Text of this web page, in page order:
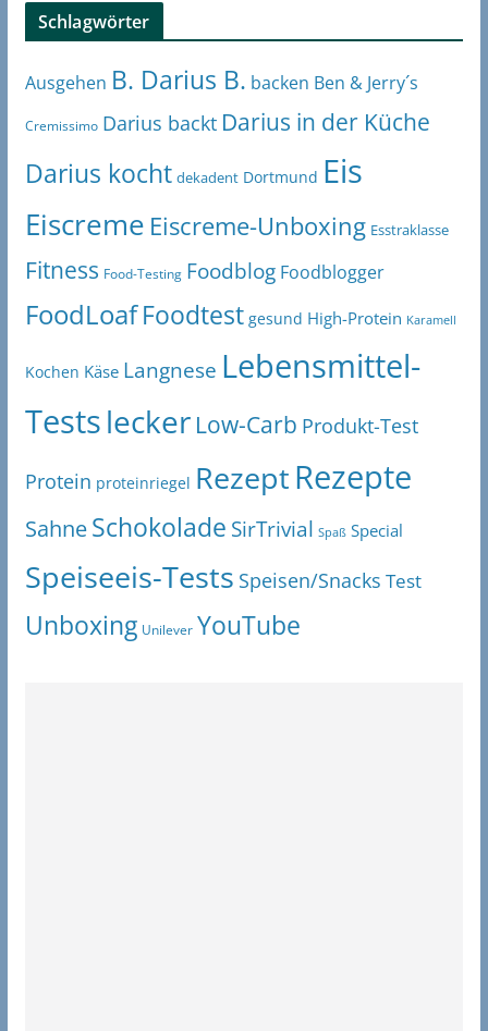
Schlagwörter
Ausgehen B. Darius B. backen Ben & Jerry´s
Cremissimo Darius backt Darius in der Küche
Darius kocht dekadent Dortmund Eis
Eiscreme Eiscreme-Unboxing Esstraklasse
Fitness Food-Testing Foodblog Foodblogger
FoodLoaf Foodtest gesund High-Protein Karamell
Kochen Käse Langnese Lebensmittel-
Testslecker Low-Carb Produkt-Test
Protein proteinriegel RezeptRezepte
SahneSchokolade SirTrivial Spaß Special
Speiseeis-Tests Speisen/Snacks Test
Unboxing Unilever YouTube